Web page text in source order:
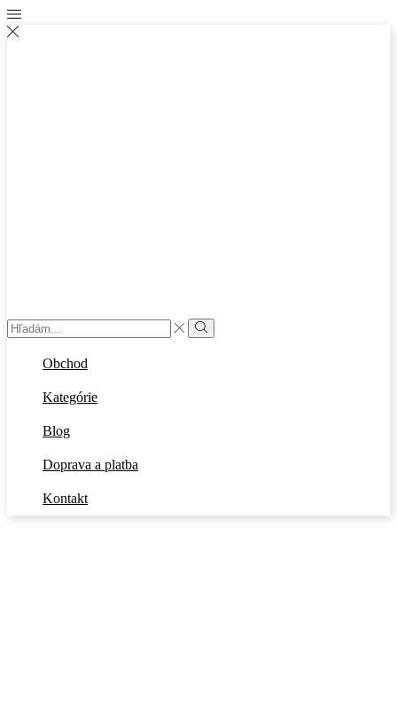
Obchod
Kategórie
Blog
Doprava a platba
Kontakt